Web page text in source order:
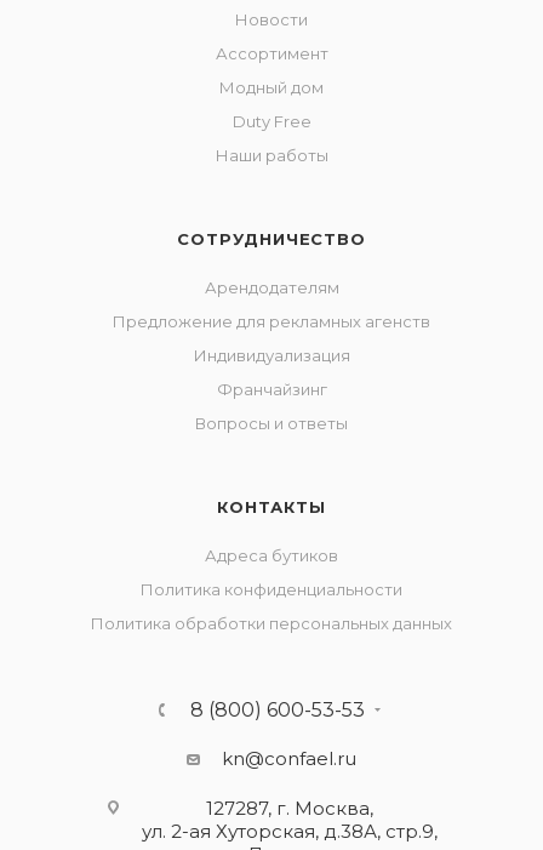
Новости
Ассортимент
Модный дом
Duty Free
Наши работы
СОТРУДНИЧЕСТВО
Арендодателям
Предложение для рекламных агенств
Индивидуализация
Франчайзинг
Вопросы и ответы
КОНТАКТЫ
Адреса бутиков
Политика конфиденциальности
Политика обработки персональных данных
8 (800) 600-53-53
kn@confael.ru
127287, г. Москва,
ул. 2-ая Хуторская, д.38А, стр.9,